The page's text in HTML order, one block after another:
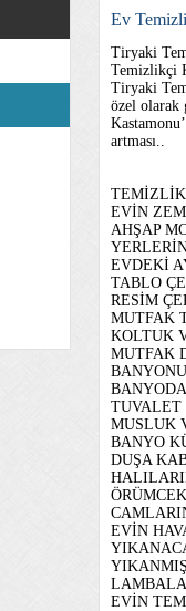
Ev
Tiryaki
Temizlikçi
Tiryaki
özel olarak
artması..
EVİN
AHŞAP
EVDEKİ
TABLO
RESİM
MUTFAK
KOLTUK
MUTFAK
MUSLUK
BANYO
DUŞA
EVİN
EVİN